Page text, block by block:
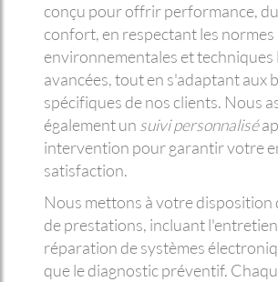
conçu pour offrir performance,
confort, en respectant les normes
environnementales et techniques
avancées, tout en s'adaptant aux
spécifiques de nos clients. Nous
également un suivi personnalisé
intervention pour garantir votre
satisfaction.
Nous mettons à votre disposition
de prestations, incluant
réparation de systèmes
que le diagnostic préventif.